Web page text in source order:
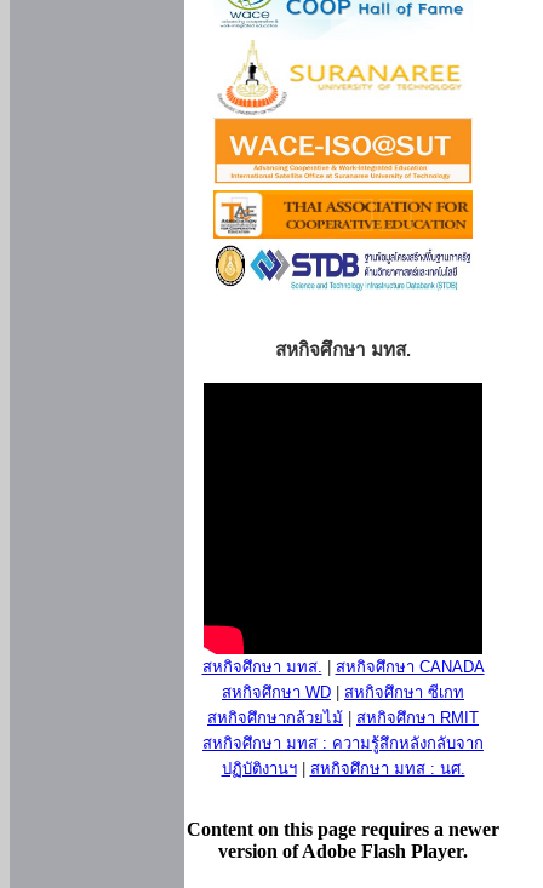
สหกิจศึกษา มทส.
สหกิจศึกษา มทส.
สหกิจศึกษา CANADA
สหกิจศึกษา WD
สหกิจศึกษา ซีเกท
สหกิจศึกษากล้วยไม้
สหกิจศึกษา RMIT
สหกิจศึกษา มทส : ความรู้สึกหลังกลับจาก
ปฏิบัติงานฯ| สหกิจศึกษา มทส : นศ.
Content on this page requires a newer
version of Adobe Flash Player.